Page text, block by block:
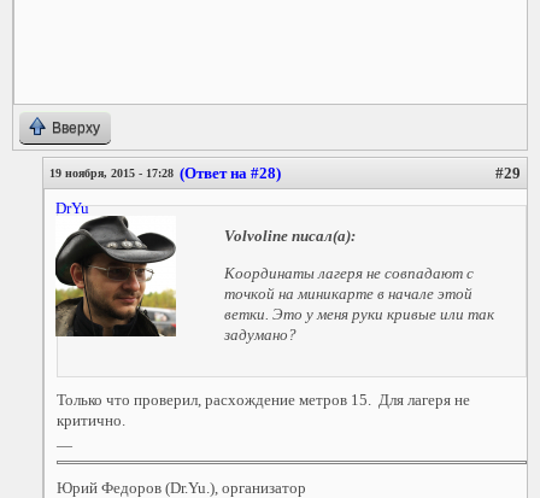
Вверху
19 ноября, 2015 - 17:28 (Ответ на #28) #29
DrYu
Volvoline писал(а):
Координаты лагеря не совпадают с
точкой на миникарте в начале этой
ветки. Это у меня руки кривые или так
задумано?
Только что проверил, расхождение метров 15. Для лагеря не
критично.
—
Юрий Федоров (Dr.Yu.), организатор